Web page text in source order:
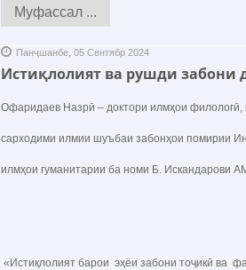
Муфассал ...
Панҷшанбе, 05 Сентябр 2024
Истиқлолият ва рушди забони
Офаридаев Назрӣ – доктори илмҳои филологӣ,
сарходими илмии шуъбаи забонҳои помирии
илмҳои гуманитарии ба номи Б. Искандарови
«Истиқлолият барои эҳёи забони тоҷикӣ ва